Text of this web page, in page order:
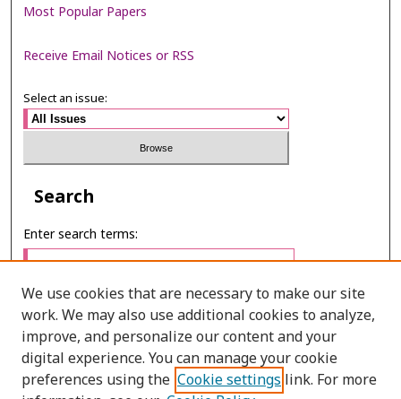
Most Popular Papers
Receive Email Notices or RSS
Select an issue:
Search
Enter search terms:
Select context to search:
Advanced Search
We use cookies that are necessary to make our site
work. We may also use additional cookies to analyze,
improve, and personalize our content and your
digital experience. You can manage your cookie
preferences using the Cookie settings link. For more